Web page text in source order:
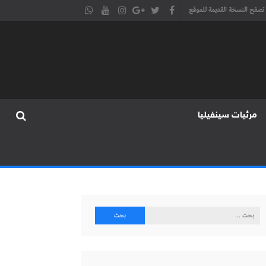
تصفح النسخة القديمة للموقع
مرئيات سينفيليا
البحث